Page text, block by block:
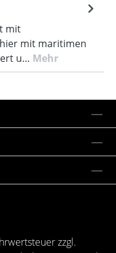
mit
mit maritimen
u… Mehr
zzgl.